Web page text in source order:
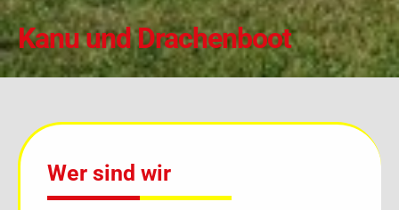
Kanu und Drachenboot
Wer sind wir